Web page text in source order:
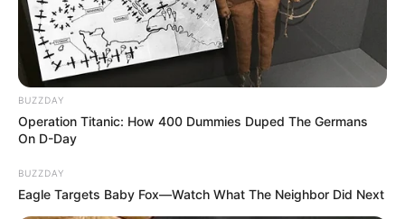
BUZZDAY
Operation Titanic: How 400 Dummies Duped The Germans
On D-Day
BUZZDAY
Eagle Targets Baby Fox—Watch What The Neighbor Did Next